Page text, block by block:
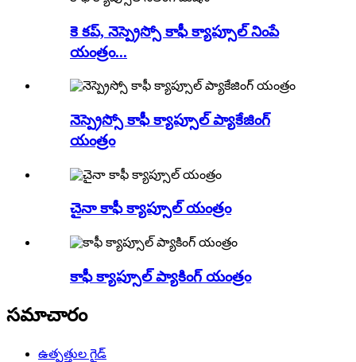
కె కప్, నెస్ప్రెస్సో కాఫీ క్యాప్సూల్ నింపే
యంత్రం...
నెస్ప్రెస్సో కాఫీ క్యాప్సూల్ ప్యాకేజింగ్
యంత్రం
చైనా కాఫీ క్యాప్సూల్ యంత్రం
కాఫీ క్యాప్సూల్ ప్యాకింగ్ యంత్రం
సమాచారం
ఉత్పత్తుల గైడ్